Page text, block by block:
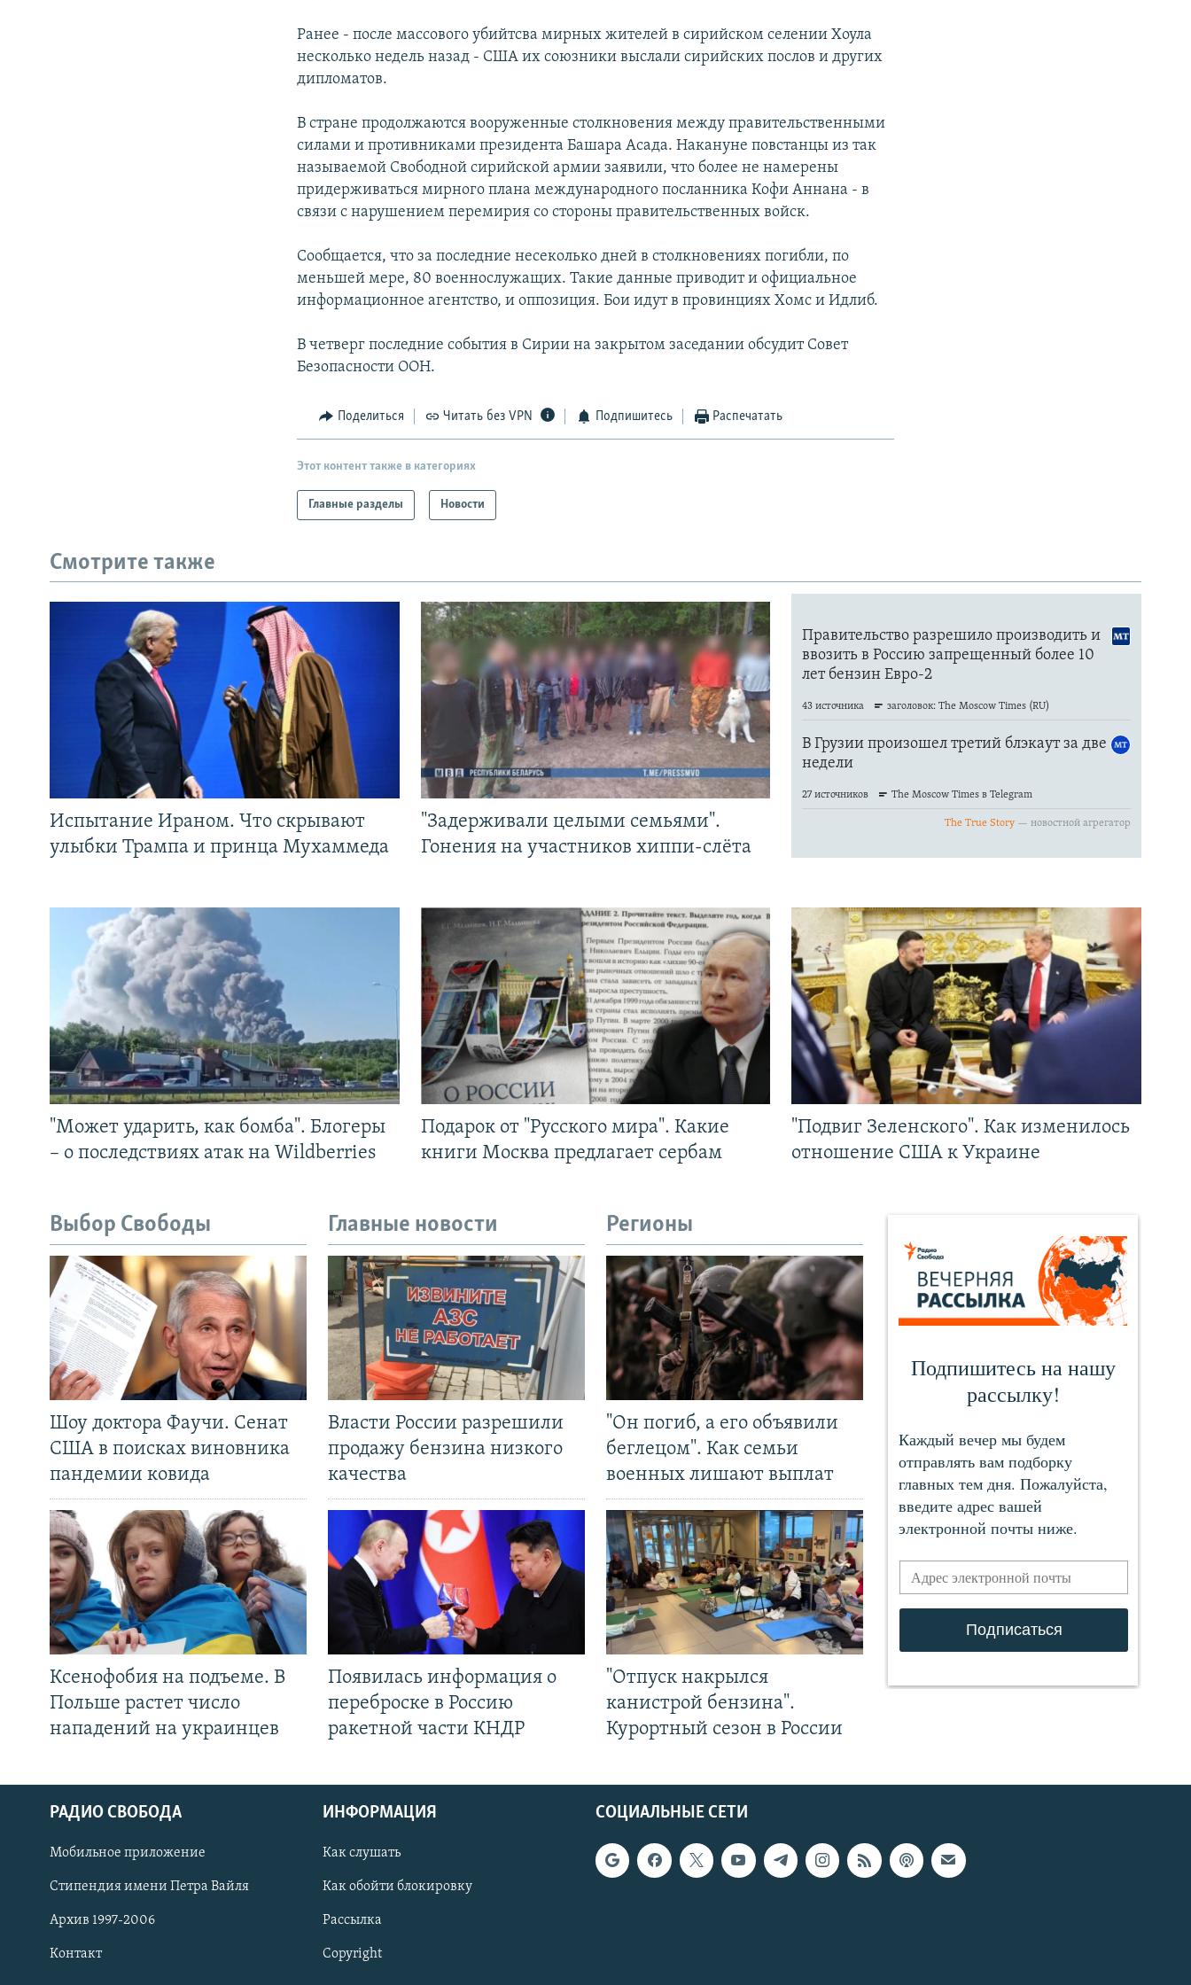
СОЦИАЛЬНЫЕ СЕТИ
Ранее - после массового убийтсва мирных жителей в сирийском селении Хоула
несколько недель назад - США их союзники выслали сирийских послов и других
дипломатов.
В стране продолжаются вооруженные столкновения между правительственными
силами и противниками президента Башара Асада. Накануне повстанцы из так
называемой Свободной сирийской армии заявили, что более не намерены
придерживаться мирного плана международного посланника Кофи Аннана - в
связи с нарушением перемирия со стороны правительственных войск.
Сообщается, что за последние несеколько дней в столкновениях погибли, по
меньшей мере, 80 военнослужащих. Такие данные приводит и официальное
информационное агентство, и оппозиция. Бои идут в провинциях Хомс и Идлиб.
В четверг последние события в Сирии на закрытом заседании обсудит Совет
Безопасности ООН.
Поделиться Читать без VPN Подпишитесь Распечатать
Этот контент также в категориях
Главные разделы Новости
Смотрите также
Испытание Ираном. Что скрывают
улыбки Трампа и принца Мухаммеда
"Задерживали целыми семьями".
Гонения на участников хиппи-слёта
"Может ударить, как бомба". Блогеры
– о последствиях атак на Wildberries
Подарок от "Русского мира". Какие
книги Москва предлагает сербам
"Подвиг Зеленского". Как изменилось
отношение США к Украине
Выбор Свободы
Шоу доктора Фаучи. Сенат
США в поисках виновника
пандемии ковида
Ксенофобия на подъеме. В
Польше растет число
нападений на украинцев
Главные новости
Власти России разрешили
продажу бензина низкого
качества
Появилась информация о
переброске в Россию
ракетной части КНДР
Регионы
"Он погиб, а его объявили
беглецом". Как семьи
военных лишают выплат
"Отпуск накрылся
канистрой бензина".
Курортный сезон в России
СОЦИАЛЬНЫЕ СЕТИ
РАДИО СВОБОДА
Мобильное приложение
Стипендия имени Петра Вайля
Архив 1997-2006
Контакт
ИНФОРМАЦИЯ
Как слушать
Как обойти блокировку
Рассылка
Copyright